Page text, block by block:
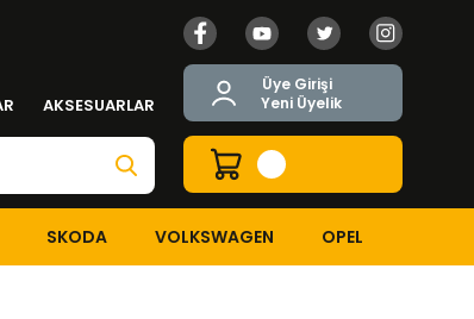
AKSESUARLAR
Üye Girişi
Yeni Üyelik
SKODA VOLKSWAGEN OPEL